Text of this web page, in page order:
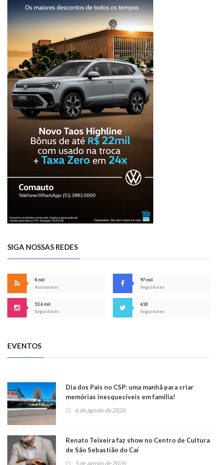
SIGA NOSSAS REDES
4 mil
Assinantes
97 mil
Seguidores
53,6 mil
Seguidores
618
Seguidores
EVENTOS
Dia dos Pais no CSP: uma manhã para criar
memórias inesquecíveis em família!
6 de agosto de 2026
Renato Teixeira faz show no Centro de Cultura
de São Sebastião do Caí
5 de agosto de 2026